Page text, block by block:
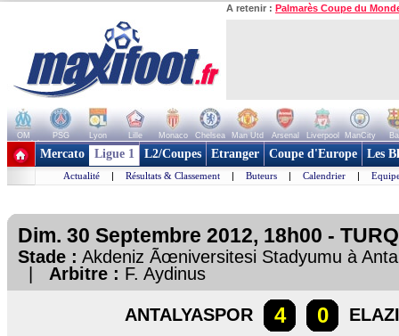
A retenir : Palmarès Coupe du
OM PSG Lyon Lille Monaco Chelsea Man Utd Arsenal Liverpool ManCity
+ de clubs
Mercato Ligue 1 L2/Coupes Etranger Coupe d'Europe Les
Actualité | Résultats & Classement | Buteurs | Calendrier |
Dim. 30 Septembre 2012, 18h00 -
Stade : Akdeniz Ãœniversitesi Stadyumu à
Arbitre : F. Aydinus
ANTALYASPOR 4 0